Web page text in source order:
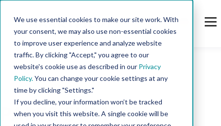
We use essential cookies to make our site work. With
your consent, we may also use non-essential cookies
to improve user experience and analyze website
traffic. By clicking "Accept," you agree to our
website's cookie use as described in our Privacy
Policy.You can change your cookie settings at any
time by clicking "Settings."
If you decline, your information won’t be tracked
when you visit this website. A single cookie will be
TOPIC
PARTS SUMMIT